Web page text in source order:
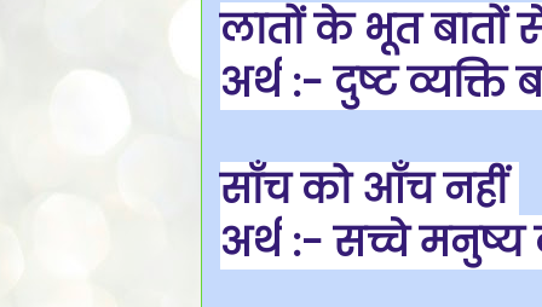
लातों के भूत बातों
अर्थ :- दुष्ट व्यक्ति
साँच को आँच नहीं
अर्थ :- सच्चे मनुष्य